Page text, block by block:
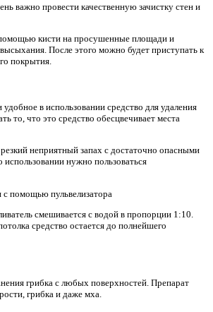
важно провести качественную зачистку стен и
кисти на просушенные площади и
После этого можно будет приступать к
покрытия.
в использовании средство для удаления
то, что это средство обесцвечивает места
неприятный запах с достаточно опасными
нужно пользоваться
с помощью пульвелизатора
смешивается с водой в пропорции 1:10.
средство остается до полнейшего
грибка с любых поверхностей. Препарат
грибка и даже мха.